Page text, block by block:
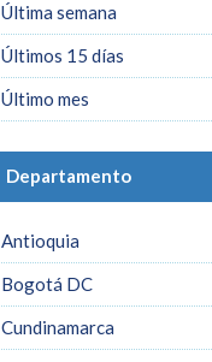
Última semana
Últimos 15 días
Último mes
Departamento
Antioquia
Bogotá DC
Cundinamarca